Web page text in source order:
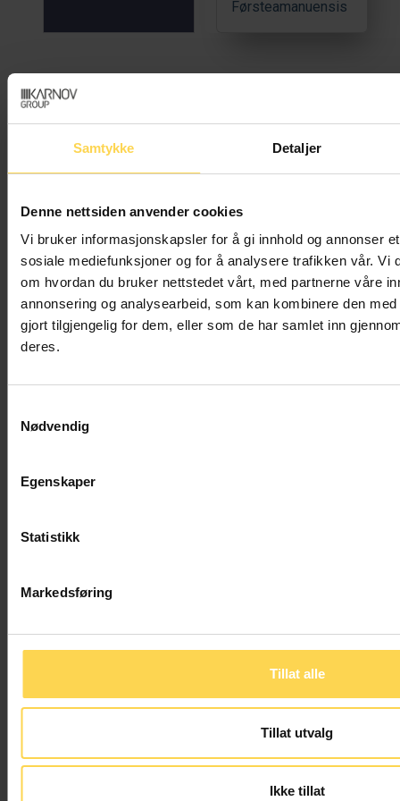
Samtykke Detaljer
Denne nettsiden anvender cookies
Vi bruker informasjonskapsler for å gi innhold og annonser
sosiale mediefunksjoner og for å analysere trafikken vår. Vi
om hvordan du bruker nettstedet vårt, med partnerne våre
annonsering og analysearbeid, som kan kombinere den
gjort tilgjengelig for dem, eller som de har samlet inn
deres.
Nødvendig
Egenskaper
Statistikk
Markedsføring
Tillat alle
Tillat utvalg
Ikke tillat
Førsteamanuensis
Ingunn
Myklebust
Partner
Vedvik
Schütz
Terese
Negaard Sørli
Partner, MNA